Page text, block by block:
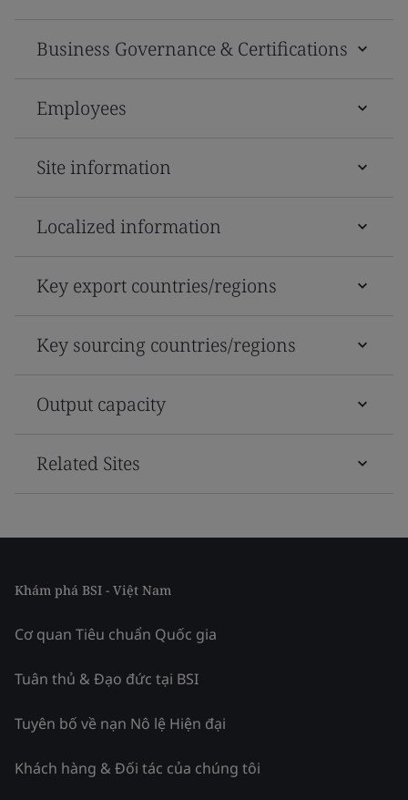
Business Governance & Certifications
Employees
Site information
Localized information
Key export countries/regions
Key sourcing countries/regions
Output capacity
Related Sites
Khám phá BSI - Việt Nam
Cơ quan Tiêu chuẩn Quốc gia
Tuân thủ & Đạo đức tại BSI
Tuyên bố về nạn Nô lệ Hiện đại
Khách hàng & Đối tác của chúng tôi